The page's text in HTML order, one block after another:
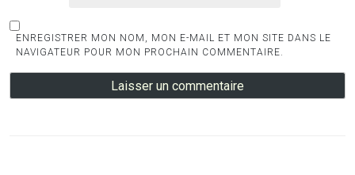
ENREGISTRER MON NOM, MON E-MAIL ET MON SITE DANS LE
NAVIGATEUR POUR MON PROCHAIN COMMENTAIRE.